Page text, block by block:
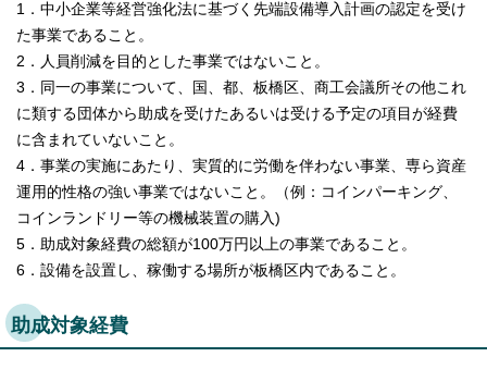
1．中小企業等経営強化法に基づく先端設備導入計画の認定を受け
た事業であること。
2．人員削減を目的とした事業ではないこと。
3．同一の事業について、国、都、板橋区、商工会議所その他これ
に類する団体から助成を受けたあるいは受ける予定の項目が経費
に含まれていないこと。
4．事業の実施にあたり、実質的に労働を伴わない事業、専ら資産
運用的性格の強い事業ではないこと。（例：コインパーキング、
コインランドリー等の機械装置の購入)
5．助成対象経費の総額が100万円以上の事業であること。
6．設備を設置し、稼働する場所が板橋区内であること。
助成対象経費